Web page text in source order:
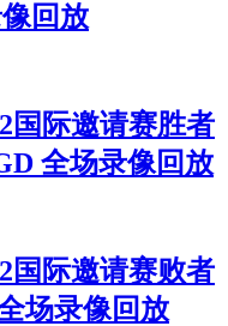
回放
国际邀请赛胜者
全场录像回放
国际邀请赛败者
场录像回放